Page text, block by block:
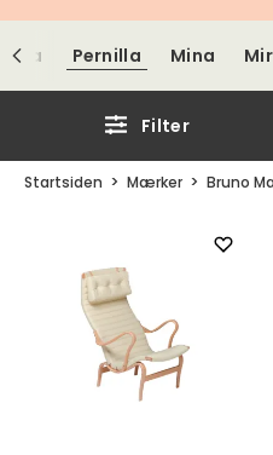
Eva Pernilla Mina
Filter
Startsiden Mærker Bruno